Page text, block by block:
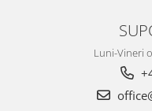
Luni-Vineri